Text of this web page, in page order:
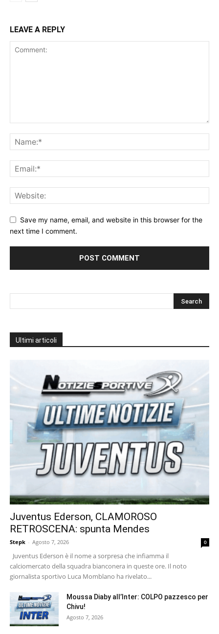
LEAVE A REPLY
Save my name, email, and website in this browser for the
next time I comment.
Ultimi articoli
Juventus Ederson, CLAMOROSO
RETROSCENA: spunta Mendes
Stepk - Agosto 7, 2026 0
Juventus Ederson è il nome a sorpresa che infiamma il
calciomercato della squadra bianconera in queste ore. Il noto
giornalista sportivo Luca Momblano ha rivelato...
Moussa Diaby all’Inter: COLPO pazzesco per
Chivu!
Agosto 7, 2026